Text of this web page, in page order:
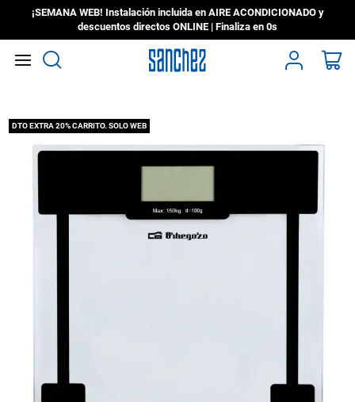
¡SEMANA WEB! Instalación incluida en AIRE ACONDICIONADO y
descuentos directos ONLINE | Finaliza en 0s
DTO EXTRA 20% CARRITO. SOLO WEB
Saltar
galería